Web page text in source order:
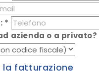
*
azienda o a privato?
la fatturazione